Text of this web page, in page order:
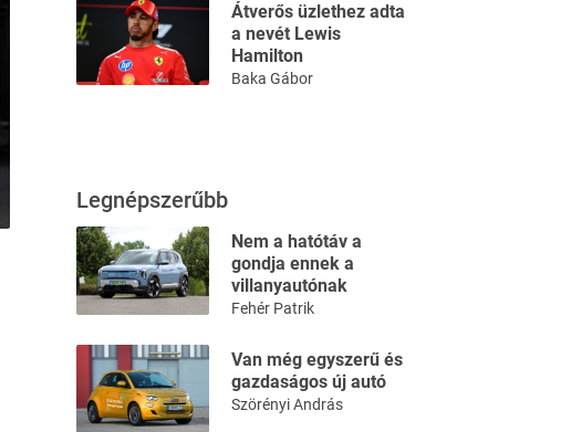
Átverős üzlethez adta
a nevét Lewis
Hamilton
Baka Gábor
Legnépszerűbb
Nem a hatótáv a
gondja ennek a
villanyautónak
Fehér Patrik
Van még egyszerű és
gazdaságos új autó
Szörényi András